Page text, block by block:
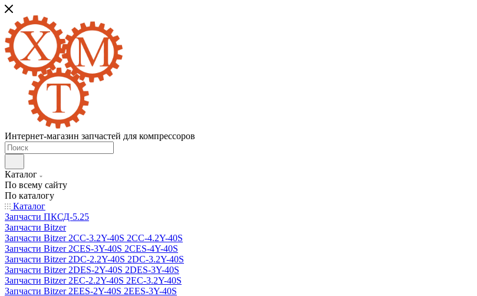
Интернет-магазин запчастей для компрессоров
Каталог
По всему сайту
По каталогу
Каталог
Запчасти ПКСД-5.25
Запчасти Bitzer
Запчасти Bitzer 2CC-3.2Y-40S 2CC-4.2Y-40S
Запчасти Bitzer 2CES-3Y-40S 2CES-4Y-40S
Запчасти Bitzer 2DC-2.2Y-40S 2DC-3.2Y-40S
Запчасти Bitzer 2DES-2Y-40S 2DES-3Y-40S
Запчасти Bitzer 2EC-2.2Y-40S 2EC-3.2Y-40S
Запчасти Bitzer 2EES-2Y-40S 2EES-3Y-40S